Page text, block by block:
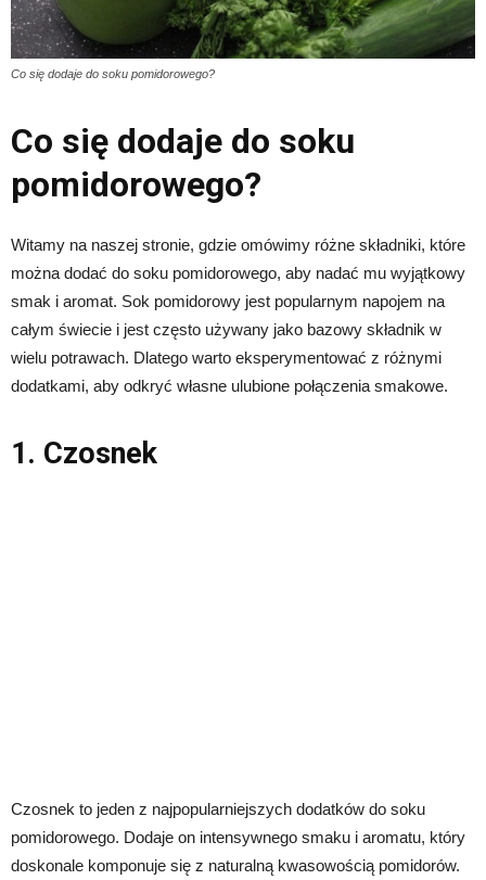
Co się dodaje do soku pomidorowego?
Co się dodaje do soku
pomidorowego?
Witamy na naszej stronie, gdzie omówimy różne składniki, które
można dodać do soku pomidorowego, aby nadać mu wyjątkowy
smak i aromat. Sok pomidorowy jest popularnym napojem na
całym świecie i jest często używany jako bazowy składnik w
wielu potrawach. Dlatego warto eksperymentować z różnymi
dodatkami, aby odkryć własne ulubione połączenia smakowe.
1. Czosnek
Czosnek to jeden z najpopularniejszych dodatków do soku
pomidorowego. Dodaje on intensywnego smaku i aromatu, który
doskonale komponuje się z naturalną kwasowością pomidorów.